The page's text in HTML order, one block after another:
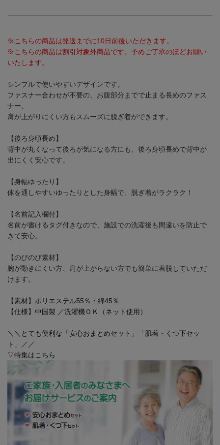
※こちらの商品は発送までに10日前後いただきます。
※こちらの商品は割引対象外商品です。予めご了承のほどお願い
いたします。
シンプルで使いやすいデザインです。
ファスナー合わせが不要の、お腹部分までで止まる長めのファス
ナー。
肩が上がりにくい方もスムーズに脱ぎ着ができます。
【後ろ身頃長め】
背中が丸くなって後ろが気になる方にも、後ろ身頃長めで背中が
出にくく安心です。
【身幅ゆったり】
体を通しやすいゆったりとした身幅で、脱ぎ着がラクラク！
【名前記入欄付】
名前が書けるタグ付きなので、施設での洗濯後も間違いを防止で
きて安心。
【のびのび素材】
腕が動きにくい方、肩が上がらない方でも簡単に着脱していただ
けます。
【素材】ポリエステル55％・綿45％
【仕様】中国製 ／洗濯機ＯＫ（ネット使用）
＼＼とても便利な「安心おまとめセット」「肌着・くつ下セッ
ト」／／
▽特集はこちら